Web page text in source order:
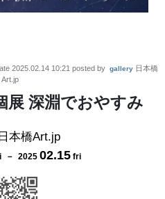
2025.02.14 10:21 posted by gallery 日本橋
Art.jp
展 深淵でおやすみ
日本橋Art.jp
－ 2025 02.15 fri